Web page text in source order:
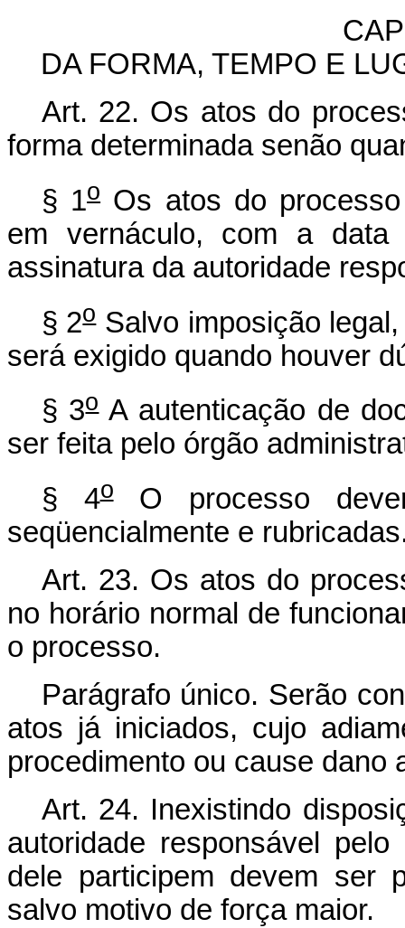
DA FORMA, TEMPO E
Art. 22. Os atos do
forma determinada senão
§ 1oOs atos do processo
em vernáculo, com a
assinatura da autoridade
§ 2oSalvo imposição
será exigido quando houver
§ 3oA autenticação de
ser feita pelo órgão
§ 4oO processo
seqüencialmente e
Art. 23. Os atos do
no horário normal de
o processo.
Parágrafo único. Serão
atos já iniciados, cujo
procedimento ou cause dano
Art. 24. Inexistindo
autoridade responsável
dele participem devem ser
salvo motivo de força maior.